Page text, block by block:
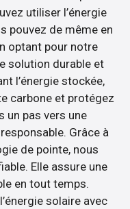
utiliser l’énergie
pouvez de même en
optant pour notre
solution durable et
l’énergie stockée,
carbone et protégez
un pas vers une
Grâce à
de pointe, nous
Elle assure une
en tout temps.
solaire avec